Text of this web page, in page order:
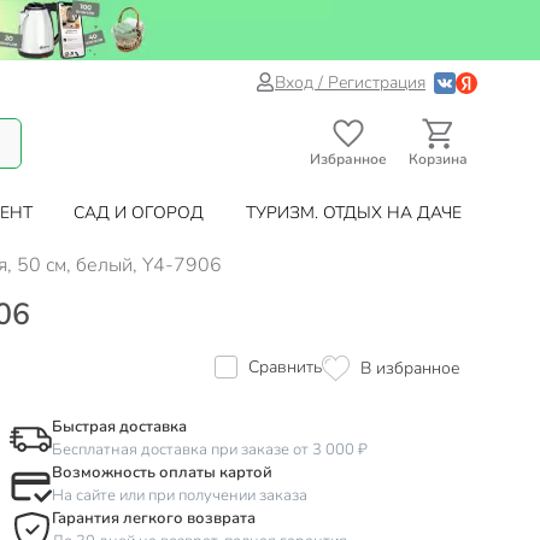
Вход / Регистрация
Избранное Корзина
САД И ОГОРОД ТУРИЗМ. ОТДЫХ НА ДАЧЕ
50 см, белый, Y4-7906
Сравнить В избранное
Быстрая доставка
Бесплатная доставка при заказе от 3 000 ₽
Возможность оплаты картой
На сайте или при получении заказа
Гарантия легкого возврата